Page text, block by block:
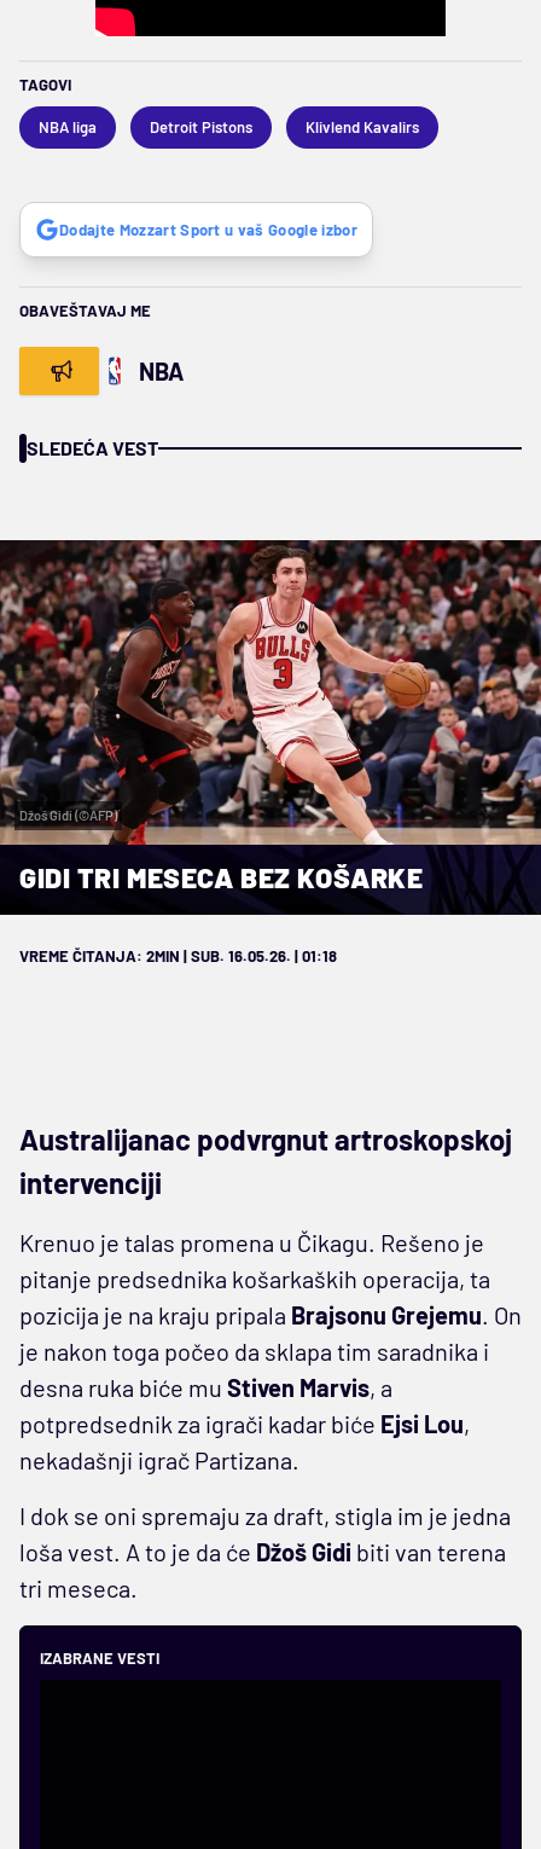
TAGOVI
NBA liga Detroit Pistons Klivlend Kavalirs
Dodajte Mozzart Sport u vaš Google izbor
OBAVEŠTAVAJ ME
NBA
SLEDEĆA VEST
Džoš Gidi (©AFP)
GIDI TRI MESECA BEZ KOŠARKE
VREME ČITANJA: 2MIN | SUB. 16.05.26. | 01:18
Australijanac podvrgnut artroskopskoj
intervenciji
Krenuo je talas promena u Čikagu. Rešeno je
pitanje predsednika košarkaških operacija, ta
pozicija je na kraju pripala Brajsonu Grejemu. On
je nakon toga počeo da sklapa tim saradnika i
desna ruka biće mu Stiven Marvis, a
potpredsednik za igrači kadar biće Ejsi Lou,
nekadašnji igrač Partizana.
I dok se oni spremaju za draft, stigla im je jedna
loša vest. A to je da će Džoš Gidi biti van terena
tri meseca.
IZABRANE VESTI